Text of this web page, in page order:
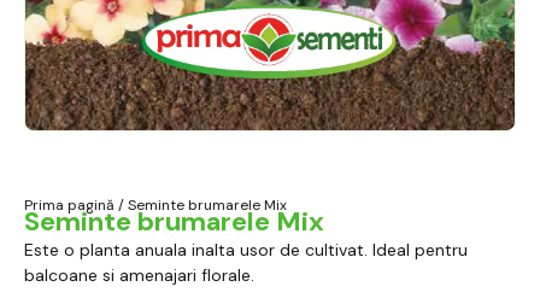
Prima pagină / Seminte brumarele Mix
Seminte brumarele Mix
Este o planta anuala inalta usor de cultivat. Ideal pentru
balcoane si amenajari florale.